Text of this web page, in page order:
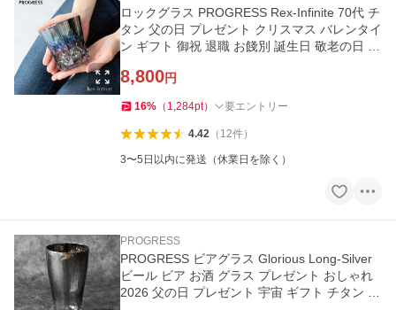
ロックグラス PROGRESS Rex-Infinite 70代 チ
タン 父の日 プレゼント クリスマス バレンタイ
ン ギフト 御祝 退職 お餞別 誕生日 敬老の日 父
8,800円
16% （ 1,284pt） 要エントリー
4.42（ 12件）
3〜5日以内に発送（休業日を除く）
PROGRESS
PROGRESS ビアグラス Glorious Long-Silver
ビール ビア お酒 グラス プレゼント おしゃれ
2026 父の日 プレゼント 宇宙 ギフト チタン 日